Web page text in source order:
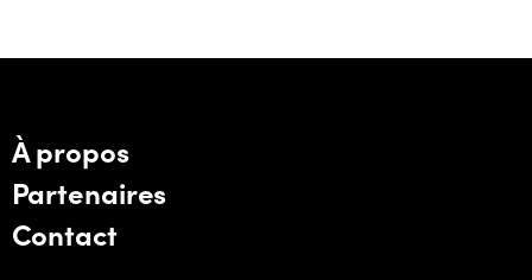
À propos
Partenaires
Contact